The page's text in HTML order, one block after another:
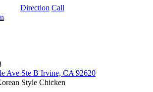
Direction Call
Ave Ste B Irvine, CA 92620
Style Chicken